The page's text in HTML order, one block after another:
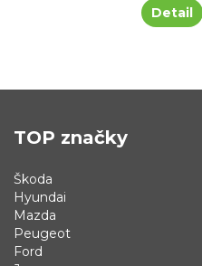
Detail
TOP značky
Škoda
Hyundai
Mazda
Peugeot
Ford